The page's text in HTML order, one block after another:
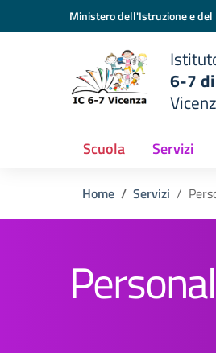
Vai ai contenuti
Vai al menu di navigazione
Ministero dell'Istruzione e
6-7
Scuola Servizi
Home Servizi